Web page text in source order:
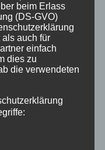
Gratis
Mail an :
Workshop-Tag
euch ein
alle Einsteiger
verteilt, habt
beim Erlass
(DS-GVO)
auch für
einfach
dies zu
die verwendeten